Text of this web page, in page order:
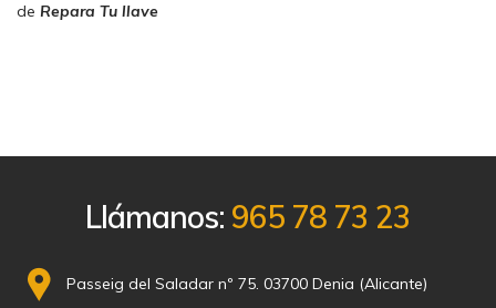
de Repara Tu llave
Llámanos: 965 78 73 23
Passeig del Saladar nº 75. 03700 Denia (Alicante)